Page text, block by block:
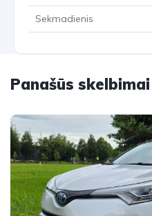
Sekmadienis
Panašūs skelbimai